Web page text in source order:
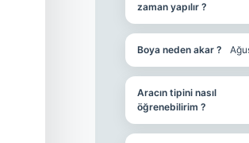
zaman yapılır ?
Boya neden akar ?
Aracın tipini nasıl
öğrenebilirim ?